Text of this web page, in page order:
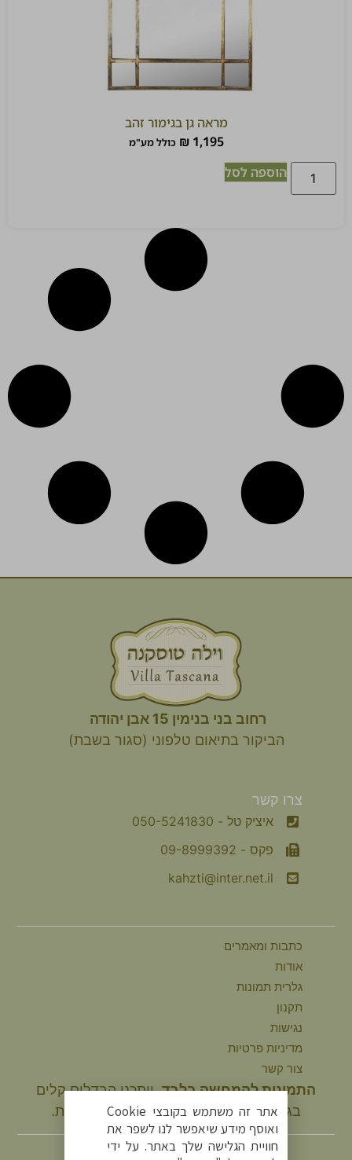
מראה גן בגימור זהב
₪1,195 כולל מע"מ
הוספה לסל
רחוב בני בנימין 15 אבן יהודה
הביקור בתיאום טלפוני (סגור בשבת)
צרו קשר
איציק טל - 050-5241830
פקס - 09-8999392
kahzti@inter.net.il
כתבות ומאמרים
אודות
גלרית תמונות
תקנון
נגישות
מדיניות פרטיות
צור קשר
התמונות להמחשה בלבד.ייתכנו הבדלים קלים
בגוונים ובמידות המוצר בהשוואה למציאות.
עקבו אחרינו
אתר זה משתמש בקובצי Cookie
ואוסף מידע שיאפשר לנו לשפר את
חוויית הגלישה שלך באתר. על ידי